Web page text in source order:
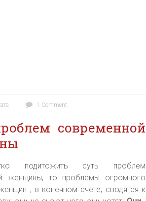
1 Comment
современной
подитожить суть проблем
женщины, то проблемы огромного
, в конечном счете, сводятся к